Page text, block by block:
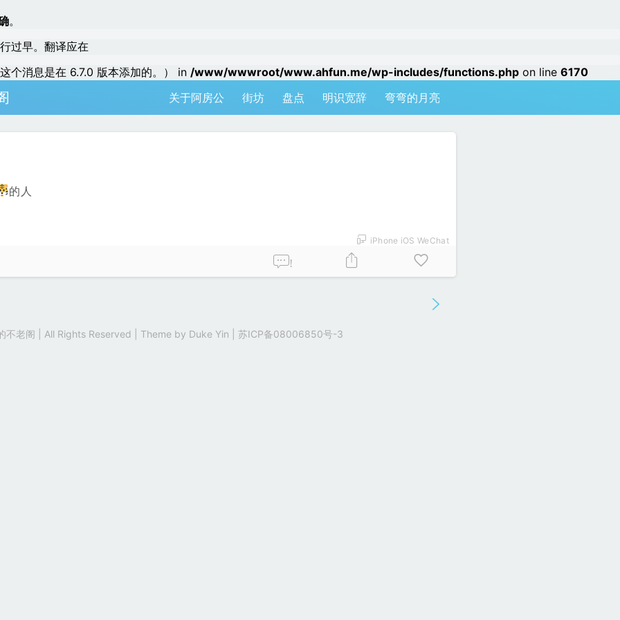
。
过早。翻译应在
个消息是在 6.7.0 版本添加的。） in /www/wwwroot/www.ahfun.me/wp-includes/functions.php on line 6170
关于阿房公 街坊 盘点 明识宽辞 弯弯的月亮
的人
iPhone iOS WeChat
!
不老阁 | All Rights Reserved | Theme by Duke Yin 苏ICP备08006850号-3